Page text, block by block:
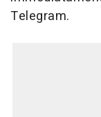
Telegram.